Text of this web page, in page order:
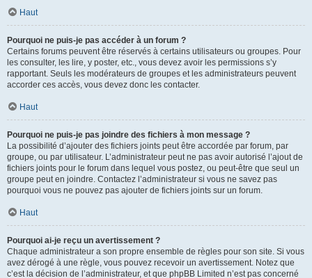
Haut
Pourquoi ne puis-je pas accéder à un forum ?
Certains forums peuvent être réservés à certains utilisateurs ou groupes. Pour
les consulter, les lire, y poster, etc., vous devez avoir les permissions s’y
rapportant. Seuls les modérateurs de groupes et les administrateurs peuvent
accorder ces accès, vous devez donc les contacter.
Haut
Pourquoi ne puis-je pas joindre des fichiers à mon message ?
La possibilité d’ajouter des fichiers joints peut être accordée par forum, par
groupe, ou par utilisateur. L’administrateur peut ne pas avoir autorisé l’ajout de
fichiers joints pour le forum dans lequel vous postez, ou peut-être que seul un
groupe peut en joindre. Contactez l’administrateur si vous ne savez pas
pourquoi vous ne pouvez pas ajouter de fichiers joints sur un forum.
Haut
Pourquoi ai-je reçu un avertissement ?
Chaque administrateur a son propre ensemble de règles pour son site. Si vous
avez dérogé à une règle, vous pouvez recevoir un avertissement. Notez que
c’est la décision de l’administrateur, et que phpBB Limited n’est pas concerné